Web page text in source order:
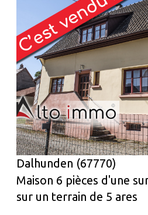
voir le
Dalhunden (67770)
Maison 6 pièces d'une
sur un terrain de 5 ares